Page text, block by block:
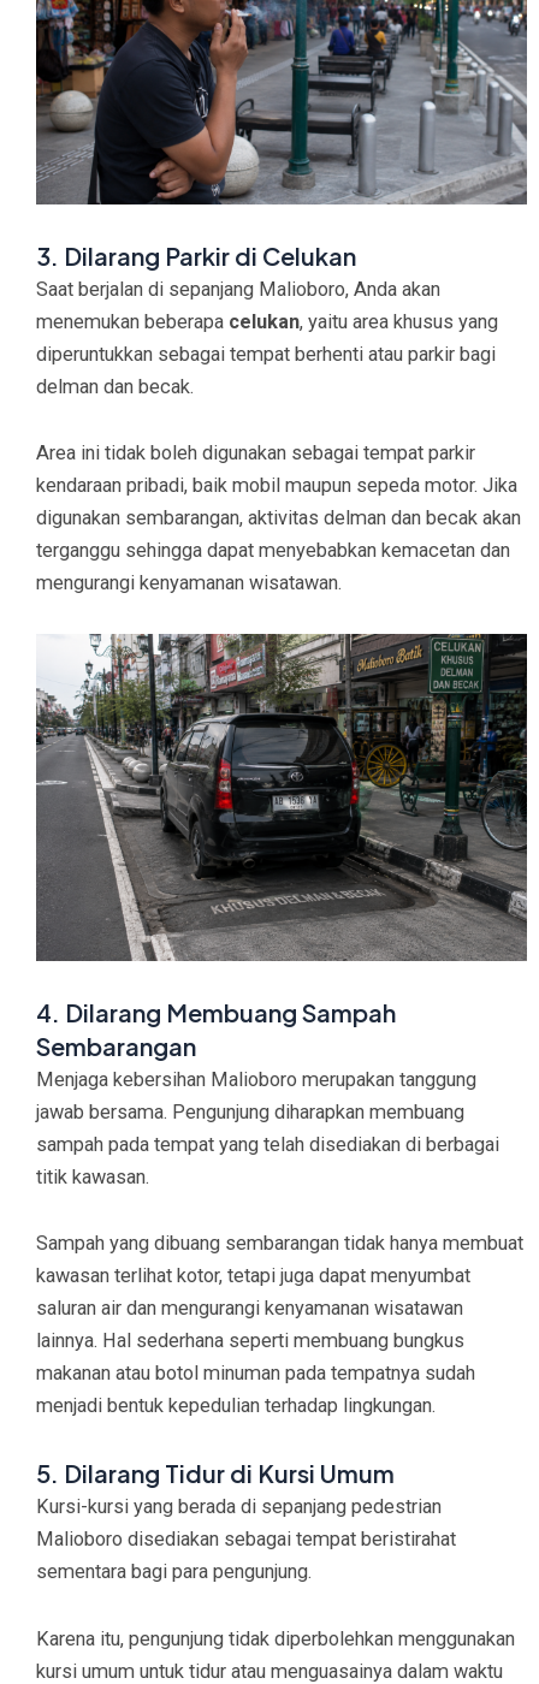
3. Dilarang Parkir di Celukan
Saat berjalan di sepanjang Malioboro, Anda akan
menemukan beberapa celukan, yaitu area khusus yang
diperuntukkan sebagai tempat berhenti atau parkir bagi
delman dan becak.
Area ini tidak boleh digunakan sebagai tempat parkir
kendaraan pribadi, baik mobil maupun sepeda motor. Jika
digunakan sembarangan, aktivitas delman dan becak akan
terganggu sehingga dapat menyebabkan kemacetan dan
mengurangi kenyamanan wisatawan.
4. Dilarang Membuang Sampah
Sembarangan
Menjaga kebersihan Malioboro merupakan tanggung
jawab bersama. Pengunjung diharapkan membuang
sampah pada tempat yang telah disediakan di berbagai
titik kawasan.
Sampah yang dibuang sembarangan tidak hanya membuat
kawasan terlihat kotor, tetapi juga dapat menyumbat
saluran air dan mengurangi kenyamanan wisatawan
lainnya. Hal sederhana seperti membuang bungkus
makanan atau botol minuman pada tempatnya sudah
menjadi bentuk kepedulian terhadap lingkungan.
5. Dilarang Tidur di Kursi Umum
Kursi-kursi yang berada di sepanjang pedestrian
Malioboro disediakan sebagai tempat beristirahat
sementara bagi para pengunjung.
Karena itu, pengunjung tidak diperbolehkan menggunakan
kursi umum untuk tidur atau menguasainya dalam waktu